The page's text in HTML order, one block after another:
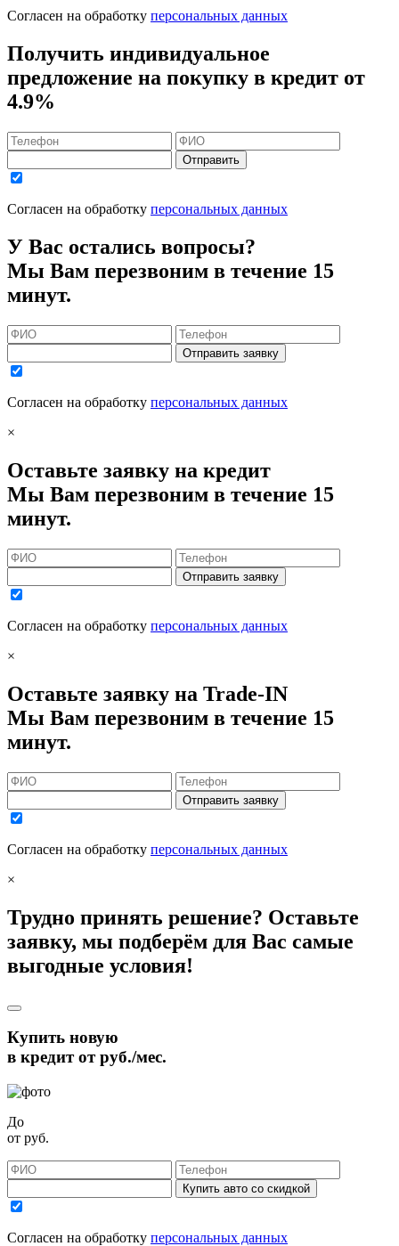
Согласен на обработку персональных данных
Получить индивидуальное
предложение на покупку в кредит от
4.9%
Отправить
Согласен на обработку персональных данных
У Вас остались вопросы?
Мы Вам перезвоним в течение 15
минут.
Отправить заявку
Согласен на обработку персональных данных
×
Оставьте заявку на кредит
Мы Вам перезвоним в течение 15
минут.
Отправить заявку
Согласен на обработку персональных данных
×
Оставьте заявку на Trade-IN
Мы Вам перезвоним в течение 15
минут.
Отправить заявку
Согласен на обработку персональных данных
×
Трудно принять решение? Оставьте
заявку, мы подберём для Вас самые
выгодные условия!
Купить новую
в кредит отруб./мес.
До
от руб.
Купить авто со скидкой
Согласен на обработку персональных данных